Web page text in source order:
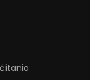
IAB: